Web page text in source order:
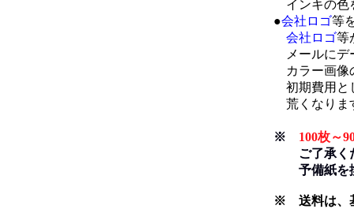
インキの色
●会社ロゴ等
会社ロゴ等
メールにデ
カラー画像
初期費用と
荒くなりま
※ 100枚～
ご了承くだ
予備紙を換
※ 送料は、